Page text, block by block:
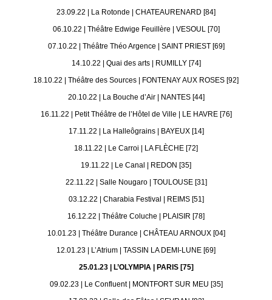
23.09.22 | La Rotonde | CHATEAURENARD [84]
06.10.22 | Théâtre Edwige Feuillère | VESOUL [70]
07.10.22 | Théâtre Théo Argence | SAINT PRIEST [69]
14.10.22 | Quai des arts | RUMILLY [74]
18.10.22 | Théâtre des Sources | FONTENAY AUX ROSES [92]
20.10.22 | La Bouche d’Air | NANTES [44]
16.11.22 | Petit Théâtre de l’Hôtel de Ville | LE HAVRE [76]
17.11.22 | La Halleôgrains | BAYEUX [14]
18.11.22 | Le Carroi | LA FLÈCHE [72]
19.11.22 | Le Canal | REDON [35]
22.11.22 | Salle Nougaro | TOULOUSE [31]
03.12.22 | Charabia Festival | REIMS [51]
16.12.22 | Théâtre Coluche | PLAISIR [78]
10.01.23 | Théâtre Durance | CHÂTEAU ARNOUX [04]
12.01.23 | L’Atrium | TASSIN LA DEMI-LUNE [69]
25.01.23 | L’OLYMPIA | PARIS [75]
09.02.23 | Le Confluent | MONTFORT SUR MEU [35]